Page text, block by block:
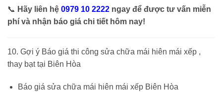
📞 Hãy liên hệ 0979 10 2222 ngay để được tư vấn miễn
phí và nhận báo giá chi tiết hôm nay!
10. Gợi ý Báo giá thi công sửa chữa mái hiên mái xếp ,
thay bạt tại Biên Hòa
Báo giá sửa chữa mái hiên mái xếp Biên Hòa